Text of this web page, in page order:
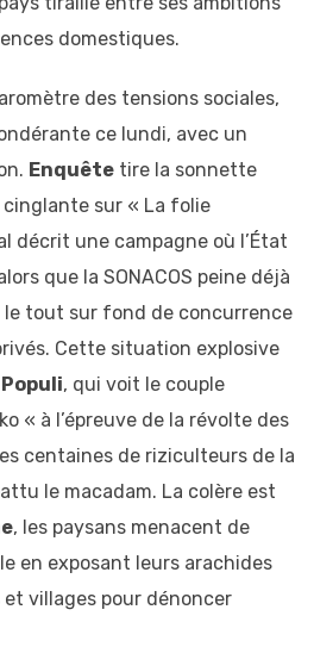
domestiques.
des tensions sociales,
ce lundi, avec un
Enquête tire la sonnette
cinglante sur « La folie
décrit une campagne où l’État
que la SONACOS peine déjà
le tout sur fond de concurrence
Cette situation explosive
Populi, qui voit le couple
« à l’épreuve de la révolte des
centaines de riziculteurs de la
le macadam. La colère est
, les paysans menacent de
en exposant leurs arachides
et villages pour dénoncer